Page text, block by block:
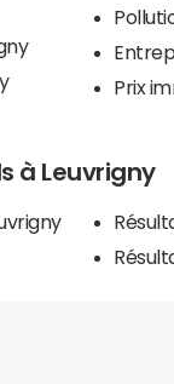
Prix
à Leuvrigny